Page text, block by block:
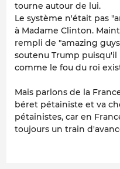
tourne autour de lui.
Le système n'était pas
à Madame Clinton.
rempli de "amazing
soutenu Trump
comme le fou du roi
Mais parlons de la
béret pétainiste et va
pétainistes, car en
toujours un train